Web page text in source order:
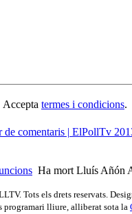
Accepta termes i condicions.
de comentaris | ElPollTv
Ha mort Lluís Añón
Tots els drets reservats.
programari lliure, alliberat sota la